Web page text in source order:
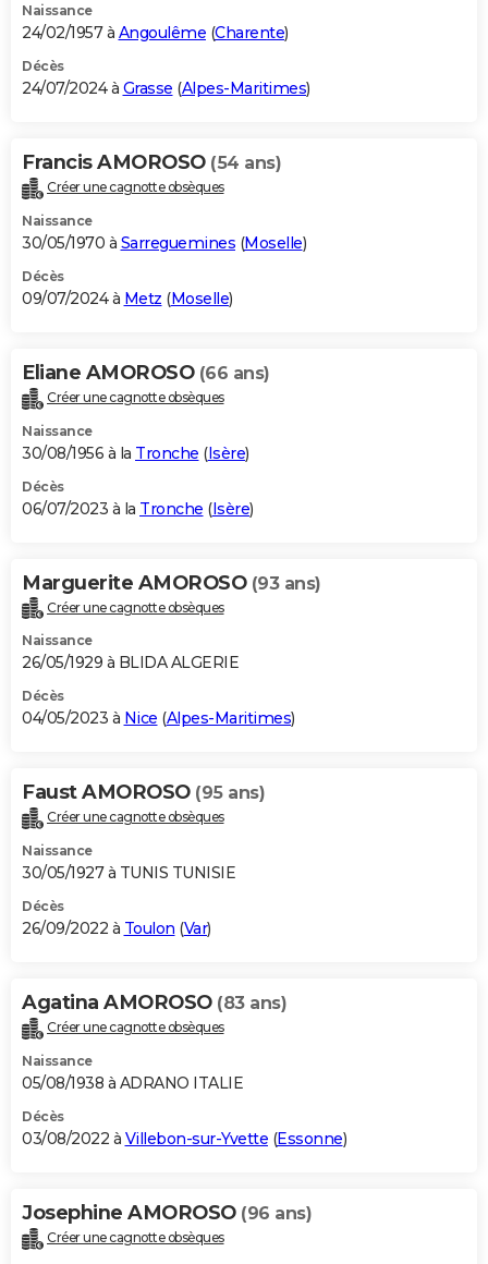
Naissance
24/02/1957 à Angoulême (Charente)
Décès
24/07/2024 à Grasse (Alpes-Maritimes)
Francis AMOROSO (54 ans)
Créer une cagnotte obsèques
Naissance
30/05/1970 à Sarreguemines (Moselle)
Décès
09/07/2024 à Metz (Moselle)
Eliane AMOROSO (66 ans)
Créer une cagnotte obsèques
Naissance
30/08/1956 à la Tronche (Isère)
Décès
06/07/2023 à la Tronche (Isère)
Marguerite AMOROSO (93 ans)
Créer une cagnotte obsèques
Naissance
26/05/1929 à BLIDA ALGERIE
Décès
04/05/2023 à Nice (Alpes-Maritimes)
Faust AMOROSO (95 ans)
Créer une cagnotte obsèques
Naissance
30/05/1927 à TUNIS TUNISIE
Décès
26/09/2022 à Toulon (Var)
Agatina AMOROSO (83 ans)
Créer une cagnotte obsèques
Naissance
05/08/1938 à ADRANO ITALIE
Décès
03/08/2022 à Villebon-sur-Yvette (Essonne)
Josephine AMOROSO (96 ans)
Créer une cagnotte obsèques